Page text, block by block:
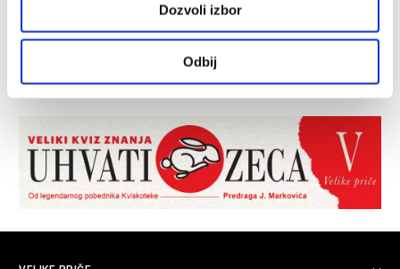
Dozvoli izbor
Odbij